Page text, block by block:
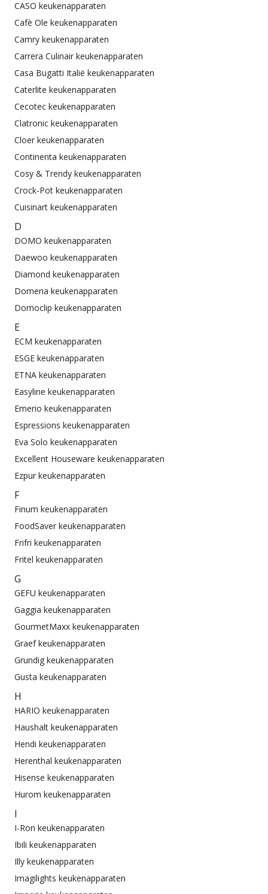
CASO keukenapparaten
Cafè Ole keukenapparaten
Camry keukenapparaten
Carrera Culinair keukenapparaten
Casa Bugatti Italië keukenapparaten
Caterlite keukenapparaten
Cecotec keukenapparaten
Clatronic keukenapparaten
Cloer keukenapparaten
Continenta keukenapparaten
Cosy & Trendy keukenapparaten
Crock-Pot keukenapparaten
Cuisinart keukenapparaten
D
DOMO keukenapparaten
Daewoo keukenapparaten
Diamond keukenapparaten
Domena keukenapparaten
Domoclip keukenapparaten
E
ECM keukenapparaten
ESGE keukenapparaten
ETNA keukenapparaten
Easyline keukenapparaten
Emerio keukenapparaten
Espressions keukenapparaten
Eva Solo keukenapparaten
Excellent Houseware keukenapparaten
Ezpur keukenapparaten
F
Finum keukenapparaten
FoodSaver keukenapparaten
Frifri keukenapparaten
Fritel keukenapparaten
G
GEFU keukenapparaten
Gaggia keukenapparaten
GourmetMaxx keukenapparaten
Graef keukenapparaten
Grundig keukenapparaten
Gusta keukenapparaten
H
HARIO keukenapparaten
Haushalt keukenapparaten
Hendi keukenapparaten
Herenthal keukenapparaten
Hisense keukenapparaten
Hurom keukenapparaten
I
I-Ron keukenapparaten
Ibili keukenapparaten
Illy keukenapparaten
Imagilights keukenapparaten